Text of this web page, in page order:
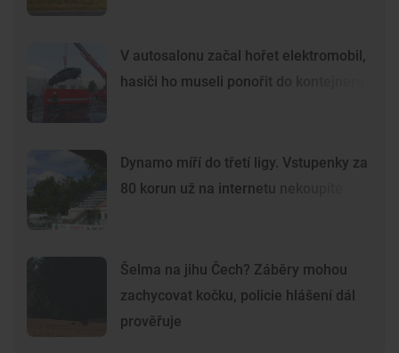
V autosalonu začal hořet elektromobil,
hasiči ho museli ponořit do kontejneru
Dynamo míří do třetí ligy. Vstupenky za
80 korun už na internetu nekoupíte
Šelma na jihu Čech? Záběry mohou
zachycovat kočku, policie hlášení dál
prověřuje